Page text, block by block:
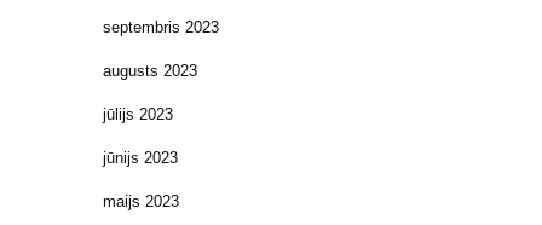
septembris 2023
augusts 2023
jūlijs 2023
jūnijs 2023
maijs 2023